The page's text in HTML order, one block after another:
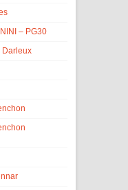
– PG30
Darleux